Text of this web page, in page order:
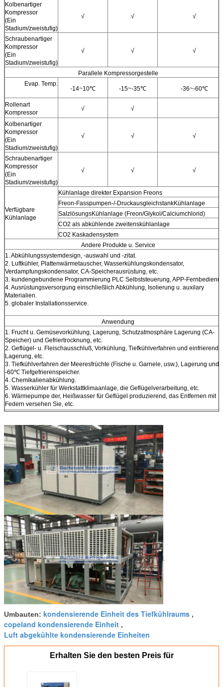
Kolbenartiger
Kompressor
(Ein
Stadium/zweistufig)
√ √ √
Schraubenartiger
Kompressor
(Ein
Stadium/zweistufig)
√ √ √
Parallele Kompressorgestelle
Evap. Temp.
-14~10℃ -15~-35℃ -36~-60℃
Rollenart
Kompressor
√ √
Kolbenartiger
Kompressor
(Ein
Stadium/zweistufig)
√ √ √
Schraubenartiger
Kompressor
(Ein
Stadium/zweistufig)
√ √ √
Verfügbare
Kühlanlage
Kühlanlage direkter Expansion Freons
Freon-Fasspumpen-/-DruckausgleichstankKühlanlage
SalzlösungsKühlanlage (Freon/Glykol/Calciumchlorid)
CO2 als abkühlende zweitenskühlanlage
CO2 Kaskadensystem
Andere Produkte u. Service
1. Abkühlungssystemdesign, -auswahl und -zitat.
2. Luftkühler, Plattenwärmetauscher, Wasserkühlungskondensator,
Verdampfungskondensator, CA-Speicherausrüstung, etc.
3. kundengebundene Programmierung PLC Selbststeuerung, APP-
4. Ausrüstungsversorgung einschließlich Abkühlung, Isolierung u. auxilary
Materialien.
5. globaler Installationsservice.
Anwendung
1. Frucht u. Gemüsevorkühlung, Lagerung, Schutzatmosphäre Lagerung (CA-
Speicher) und Gefriertrocknung, etc.
2. Geflügel- u. Fleischausschluß, Vorkühlung, Tiefkühlverfahren und einfrierende
Lagerung, etc.
3. Tiefkühlverfahren der Meeresfrüchte (Fische u. Garnele, usw.), Lagerung und
-60℃ Tiefgefrierenspeicher.
4. Chemikalienabkühlung.
5. Wasserkühler für Werkstattklimaanlage, die Geflügelverarbeitung, etc.
6. Wärmepumpe der, Heißwasser für Geflügel produzierend, das Entfernen mit
Federn versehen Sie, etc.
1. Wir tun nicht Ammoniak bezogene Kühlanlage.
2. Werbungsklimaanlage.
3. Luftkompressor.
Medien u. Kontaktdaten Socia
1. Facebook: www.facebook.com/compressorracks
2. Blogger: compressorracks.blogspot.com
.
Umbauten: kondensierende Einheit des Tiefkühlraums ,
copeland kondensierende Einheit ,
Luft abgekühlte kondensierende Einheiten
Erhalten Sie den besten Preis für